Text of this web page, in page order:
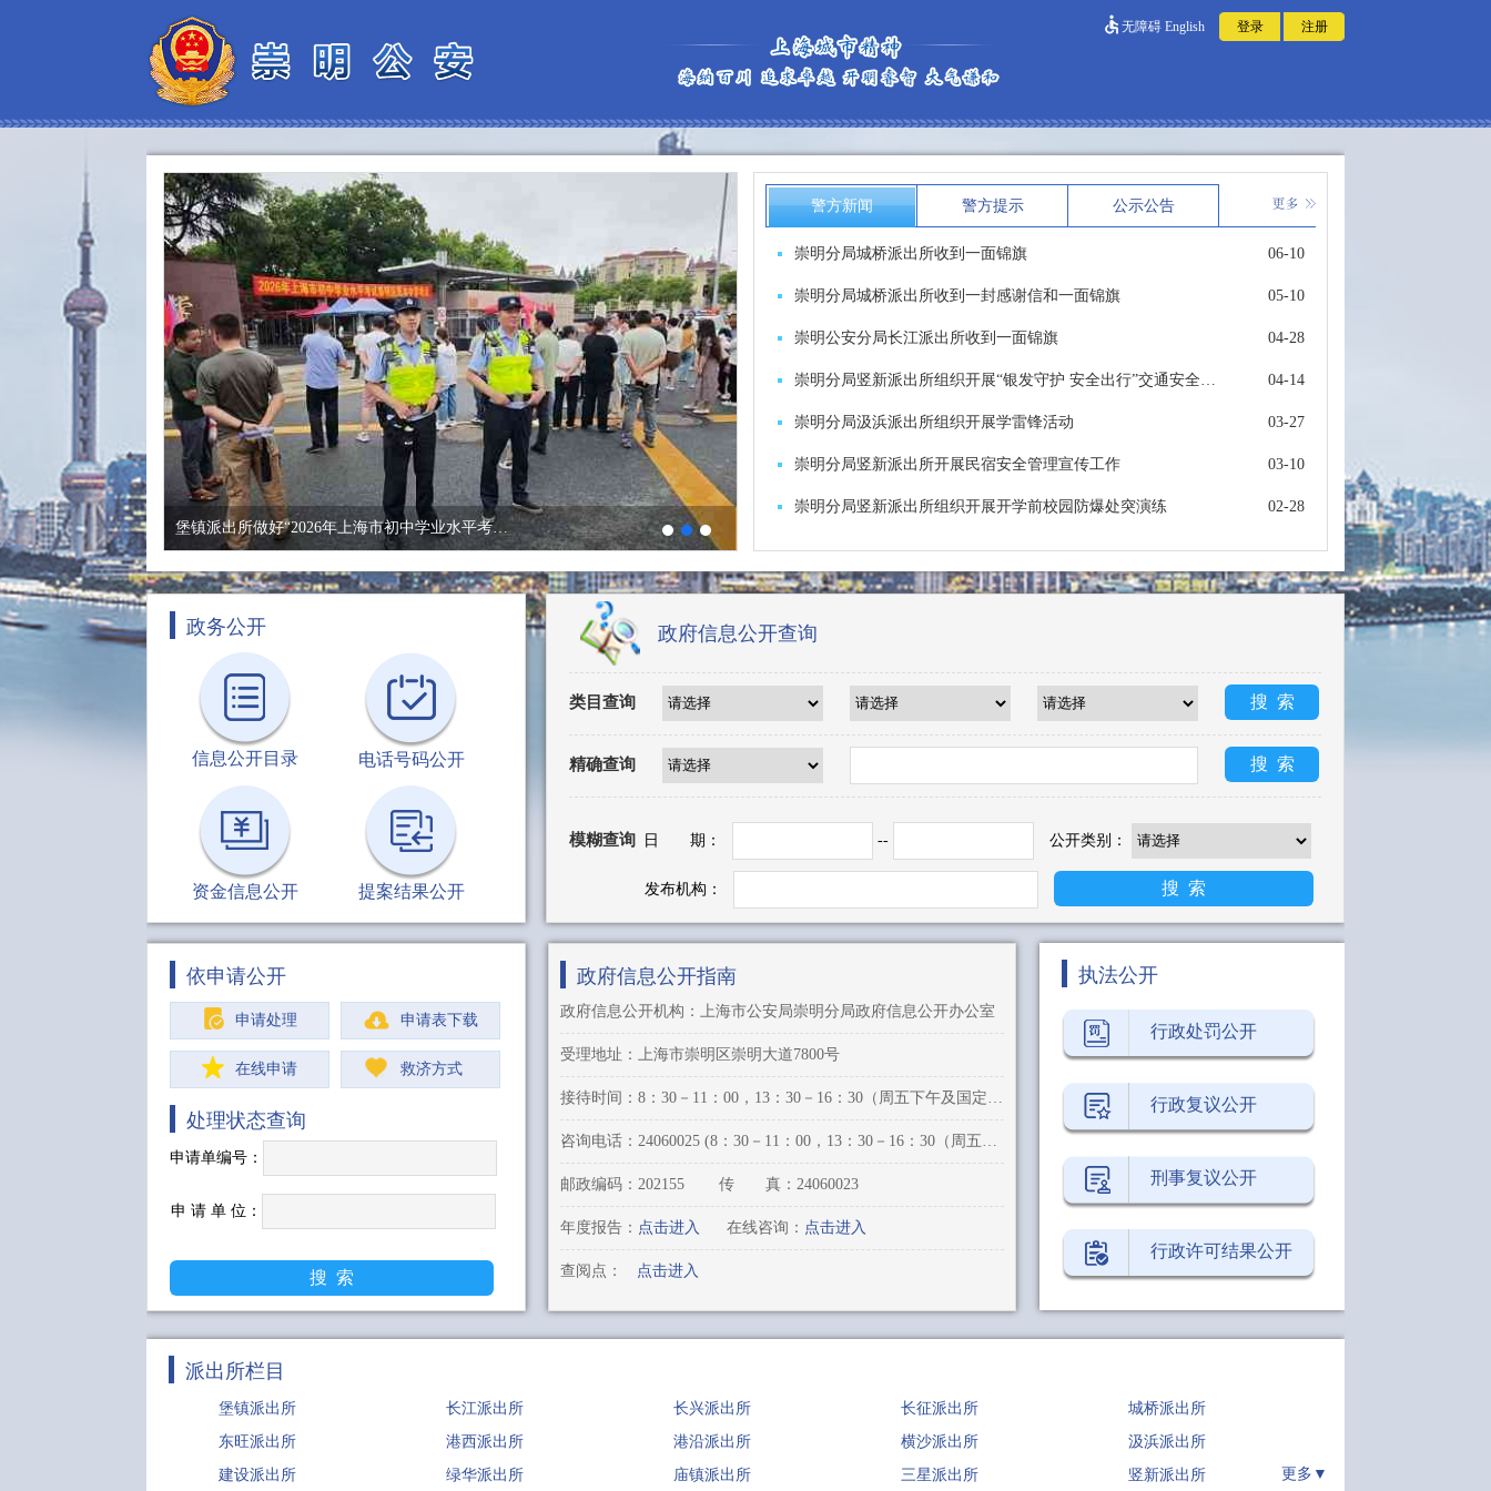
无障碍 English
堡镇派出所做好“2026年上海市初中学业水平考试”安保工作
警方新闻 警方提示 公示公告
崇明分局城桥派出所收到一面锦旗 06-10
崇明分局城桥派出所收到一封感谢信和一面锦旗 05-10
崇明公安分局长江派出所收到一面锦旗 04-28
崇明分局竖新派出所组织开展“银发守护 安全出行”交通安全宣传活动 04-14
崇明分局汲浜派出所组织开展学雷锋活动 03-27
崇明分局竖新派出所开展民宿安全管理宣传工作 03-10
崇明分局竖新派出所组织开展开学前校园防爆处突演练 02-28
政务公开
信息公开目录 电话号码公开
资金信息公开 提案结果公开
政府信息公开查询
类目查询
精确查询
模糊查询 日 期： -- 公开类别：
发布机构：
依申请公开
申请处理 申请表下载
在线申请 救济方式
处理状态查询
申请单编号：
申 请 单 位：
政府信息公开指南
政府信息公开机构：上海市公安局崇明分局政府信息公开办公室
受理地址：上海市崇明区崇明大道7800号
接待时间：8：30－11：00，13：30－16：30（周五下午及国定假日除外）
咨询电话：24060025 (8：30－11：00，13：30－16：30（周五下午及国定假日除外）)
邮政编码：202155 传 真：24060023
年度报告： 点击进入 在线咨询： 点击进入
查阅点： 点击进入
执法公开
行政处罚公开
行政复议公开
刑事复议公开
行政许可结果公开
派出所栏目
堡镇派出所 长江派出所 长兴派出所 长征派出所
城桥派出所
东旺派出所
港西派出所 港沿派出所 横沙派出所
汲浜派出所
建设派出所
绿华派出所 庙镇派出所 三星派出所 竖新派出所